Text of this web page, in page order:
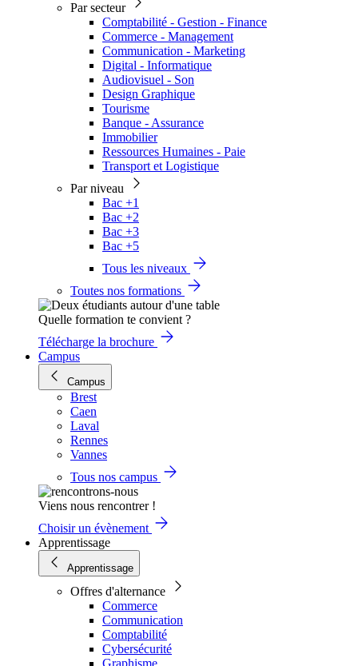
Par secteur
Comptabilité - Gestion - Finance
Commerce - Management
Communication - Marketing
Digital - Informatique
Audiovisuel - Son
Design Graphique
Tourisme
Banque - Assurance
Immobilier
Ressources Humaines - Paie
Transport et Logistique
Par niveau
Bac +1
Bac +2
Bac +3
Bac +5
Tous les niveaux
Toutes nos formations
Quelle formation te convient ?
Télécharge la brochure
Campus
Campus
Brest
Caen
Laval
Rennes
Vannes
Tous nos campus
Viens nous rencontrer !
Choisir un évènement
Apprentissage
Apprentissage
Offres d'alternance
Commerce
Communication
Comptabilité
Cybersécurité
Graphisme